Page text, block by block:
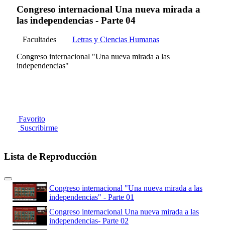
Congreso internacional Una nueva mirada a
las independencias - Parte 04
Facultades
Letras y Ciencias Humanas
Congreso internacional "Una nueva mirada a las
independencias"
Favorito
Suscribirme
Lista de Reproducción
Congreso internacional "Una nueva mirada a las
independencias" - Parte 01
Congreso internacional Una nueva mirada a las
independencias- Parte 02